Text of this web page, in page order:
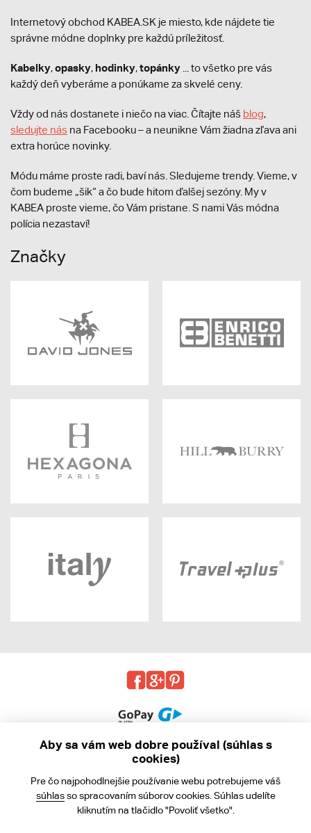
Internetový obchod KABEA.SK je miesto, kde nájdete tie
správne módne doplnky pre každú príležitosť.
Kabelky,opasky, hodinky,topánky ... to všetko pre vás
každý deň vyberáme a ponúkame za skvelé ceny.
Vždy od nás dostanete i niečo na viac. Čítajte náš blog,
sledujte nás na Facebooku – a neunikne Vám žiadna zľava ani
extra horúce novinky.
Módu máme proste radi, baví nás. Sledujeme trendy. Vieme, v
čom budeme „šik“ a čo bude hitom ďalšej sezóny. My v
KABEA proste vieme, čo Vám pristane. S nami Vás módna
polícia nezastaví!
Značky
Obchodné podmienky
Ochrana osobných údajov
Aby sa vám web dobre používal (súhlas s
cookies)
Pre čo najpohodlnejšie používanie webu potrebujeme váš
súhlasso spracovaním súborov cookies. Súhlas udelíte
kliknutím na tlačidlo "Povoliť všetko".